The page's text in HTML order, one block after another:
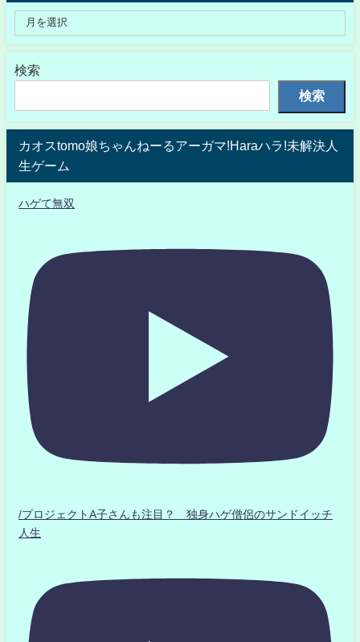
検索
検索
カオスtomo娘ちゃんねーるアーガマ!Haraハラ!未解決人
生ゲーム
ハゲて無双
/プロジェクトA子さんも注目？ 独身ハゲ僧侶のサンドイッチ
人生